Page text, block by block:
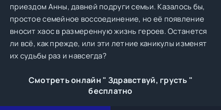
приездом Анны, давней подруги семьи. Казалось бы,
простое семейное воссоединение, но её появление
вносит хаос в размеренную жизнь героев. Останется
ли всё, как прежде, или эти летние каникулы изменят
их судьбы раз и навсегда?
Смотреть онлайн " Здравствуй, грусть "
бесплатно